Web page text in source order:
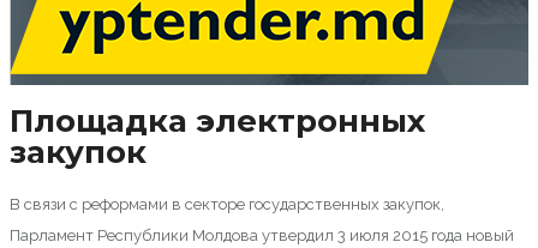
Площадка электронных
закупок
В связи с реформами в секторе государственных закупок,
Парламент Республики Молдова утвердил 3 июля 2015 года новый